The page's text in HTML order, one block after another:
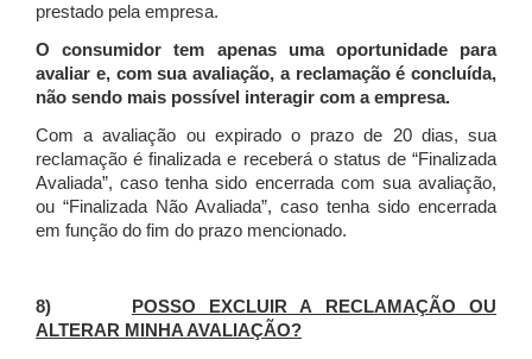
prestado pela empresa.
O consumidor tem apenas uma oportunidade para
avaliar e, com sua avaliação, a reclamação é concluída,
não sendo mais possível interagir com a empresa.
Com a avaliação ou expirado o prazo de 20 dias, sua
reclamação é finalizada e receberá o status de “Finalizada
Avaliada”, caso tenha sido encerrada com sua avaliação,
ou “Finalizada Não Avaliada”, caso tenha sido encerrada
em função do fim do prazo mencionado.
8)
POSSO EXCLUIR A RECLAMAÇÃO OU
ALTERAR MINHA AVALIAÇÃO?